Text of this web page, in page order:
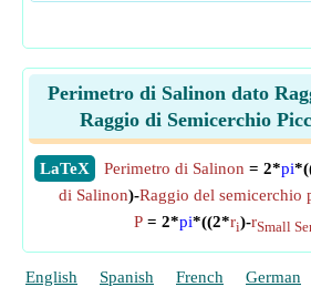
Perimetro di Salinon dato
Raggio di Semicerchio
​LaTeX Perimetro di Salinon = 2*pi
di Salinon)-Raggio del semicerchio
P= 2*pi*((2*ri)-rSmall
English Spanish French German